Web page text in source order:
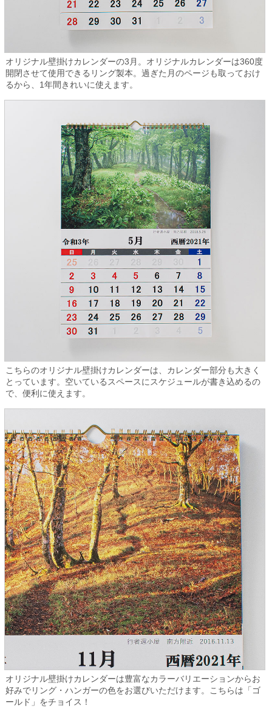
オリジナル壁掛けカレンダーの3月。オリジナルカレンダーは360度
開閉させて使用できるリング製本。過ぎた月のページも取っておけ
るから、1年間きれいに使えます。
こちらのオリジナル壁掛けカレンダーは、カレンダー部分も大きく
とっています。空いているスペースにスケジュールが書き込めるの
で、便利に使えます。
オリジナル壁掛けカレンダーは豊富なカラーバリエーションからお
好みでリング・ハンガーの色をお選びいただけます。こちらは「ゴ
ールド」をチョイス！